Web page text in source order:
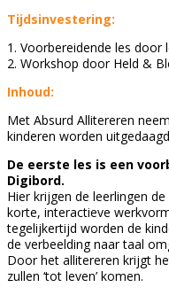
Tijdsinvestering:
1. Voorbereidende les door
2. Workshop door Held &
Inhoud:
Met Absurd Allitereren
kinderen worden
De eerste les is een
Digibord.
Hier krijgen de leerlingen
korte, interactieve
tegelijkertijd worden de
de verbeelding naar taal
Door het allitereren krijgt
zullen ‘tot leven’ komen.